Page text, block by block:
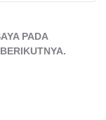
PADA